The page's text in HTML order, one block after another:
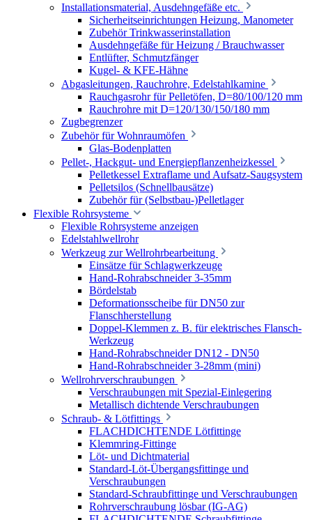
Installationsmaterial, Ausdehngefäße etc.
Sicherheitseinrichtungen Heizung, Manometer
Zubehör Trinkwasserinstallation
Ausdehngefäße für Heizung / Brauchwasser
Entlüfter, Schmutzfänger
Kugel- & KFE-Hähne
Abgasleitungen, Rauchrohre, Edelstahlkamine
Rauchgasrohr für Pelletöfen, D=80/100/120 mm
Rauchrohre mit D=120/130/150/180 mm
Zugbegrenzer
Zubehör für Wohnraumöfen
Glas-Bodenplatten
Pellet-, Hackgut- und Energiepflanzenheizkessel
Pelletkessel Extraflame und Aufsatz-Saugsystem
Pelletsilos (Schnellbausätze)
Zubehör für (Selbstbau-)Pelletlager
Flexible Rohrsysteme
Flexible Rohrsysteme anzeigen
Edelstahlwellrohr
Werkzeug zur Wellrohrbearbeitung
Einsätze für Schlagwerkzeuge
Hand-Rohrabschneider 3-35mm
Bördelstab
Deformationsscheibe für DN50 zur
Flanschherstellung
Doppel-Klemmen z. B. für elektrisches Flansch-
Werkzeug
Hand-Rohrabschneider DN12 - DN50
Hand-Rohrabschneider 3-28mm (mini)
Wellrohrverschraubungen
Verschraubungen mit Spezial-Einlegering
Metallisch dichtende Verschraubungen
Schraub- & Lötfittings
FLACHDICHTENDE Lötfittinge
Klemmring-Fittinge
Löt- und Dichtmaterial
Standard-Löt-Übergangsfittinge und
Verschraubungen
Standard-Schraubfittinge und Verschraubungen
Rohrverschraubung lösbar (IG-AG)